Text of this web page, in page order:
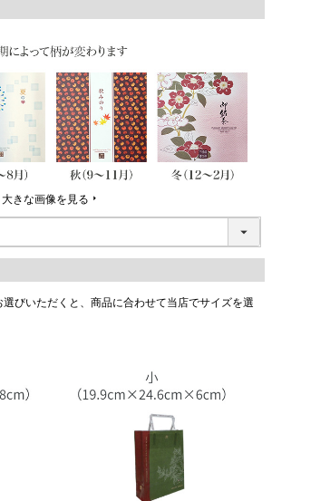
大きな画像を見る
選びいただくと、商品に合わせて当店でサイズを選